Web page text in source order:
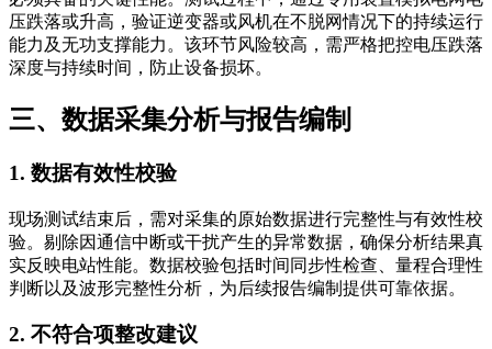
压跌落或升高，验证逆变器或风机在不脱网情况下的持续运行
能力及无功支撑能力。该环节风险较高，需严格把控电压跌落
深度与持续时间，防止设备损坏。
三、数据采集分析与报告编制
1. 数据有效性校验
现场测试结束后，需对采集的原始数据进行完整性与有效性校
验。剔除因通信中断或干扰产生的异常数据，确保分析结果真
实反映电站性能。数据校验包括时间同步性检查、量程合理性
判断以及波形完整性分析，为后续报告编制提供可靠依据。
2. 不符合项整改建议